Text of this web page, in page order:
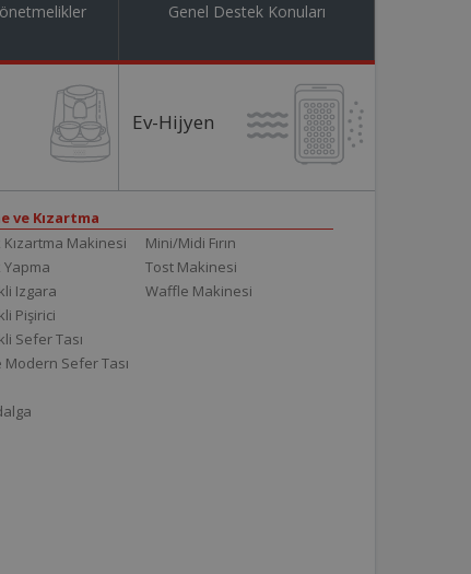
Genel Destek Konuları
Ev-Hijyen
ve Kızartma
Kızartma Makinesi
Yapma
Izgara
Pişirici
Sefer Tası
Modern Sefer Tası
Mini/Midi Fırın
Tost Makinesi
Waffle Makinesi